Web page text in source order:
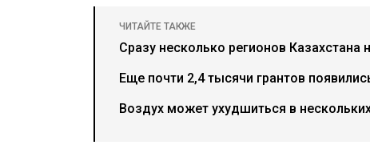
ЧИТАЙТЕ ТАКЖЕ
Сразу несколько регионов Казахстана
Еще почти 2,4 тысячи грантов
Воздух может ухудшиться в